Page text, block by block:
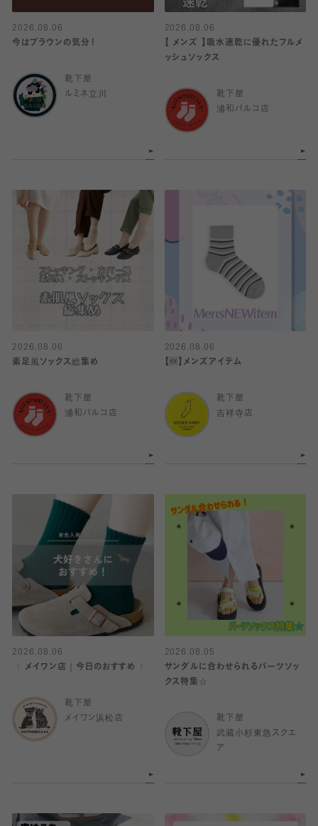
2026.08.06
今はブラウンの気分！
靴下屋
ルミネ立川
2026.08.06
【 メンズ 】吸水速乾に優れたフルメ
ッシュソックス
靴下屋
浦和パルコ店
2026.08.06
素足風ソックス総集め
靴下屋
浦和パルコ店
2026.08.06
【🆕】メンズアイテム
靴下屋
吉祥寺店
2026.08.06
〈 メイワン店｜今日のおすすめ 〉
靴下屋
メイワン浜松店
2026.08.05
サンダルに合わせられるパーツソッ
クス特集☆
靴下屋
武蔵小杉東急スクエ
ア